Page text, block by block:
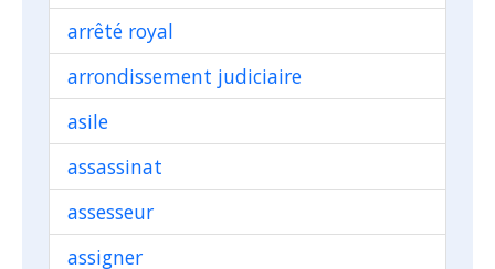
arrêté royal
arrondissement judiciaire
asile
assassinat
assesseur
assigner